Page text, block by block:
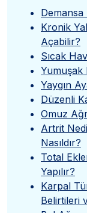
Kronik
Açabilir?
Sıcak
Yumuşak
Yaygın
Düzenli
Omuz
Artrit
Nasıldır?
Total
Yapılır?
Karpal
Belirtileri